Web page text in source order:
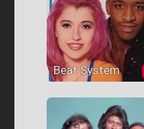
Beat System